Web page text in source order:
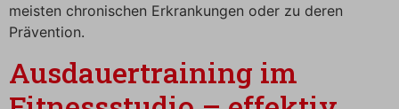
meisten chronischen Erkrankungen oder zu deren
Prävention.
Ausdauertraining im